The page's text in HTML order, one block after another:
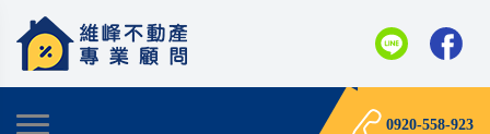
0920-558-923